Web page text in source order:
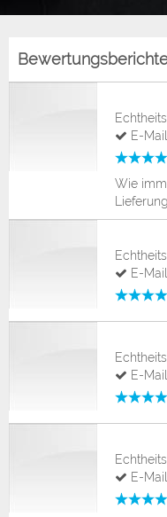
E-Mail
Wie
E-Mail
E-Mail
E-Mail